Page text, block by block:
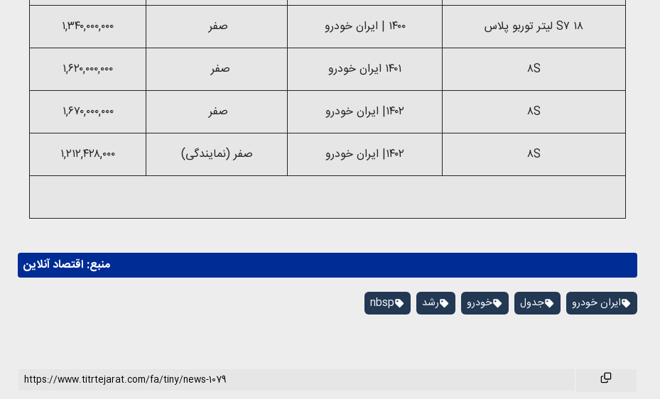
S۷ ۱۸ لیتر توربو پلاس ۱۴۰۰ | ایران خودرو صفر ۱,۳۴۰,۰۰۰,۰۰۰
۸S ۱۴۰۱ ایران خودرو صفر ۱,۶۲۰,۰۰۰,۰۰۰
۸S ۱۴۰۲| ایران خودرو صفر ۱,۶۷۰,۰۰۰,۰۰۰
۸S ۱۴۰۲| ایران خودرو صفر (نمایندگی) ۱,۲۱۲,۴۲۸,۰۰۰
منبع: اقتصاد آنلاین
ایران خودرو جدول خودرو رشد nbsp